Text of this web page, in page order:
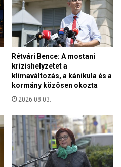
Rétvári Bence: A mostani
krízishelyzetet a
klímaváltozás, a kánikula és a
kormány közösen okozta
2026.08.03.